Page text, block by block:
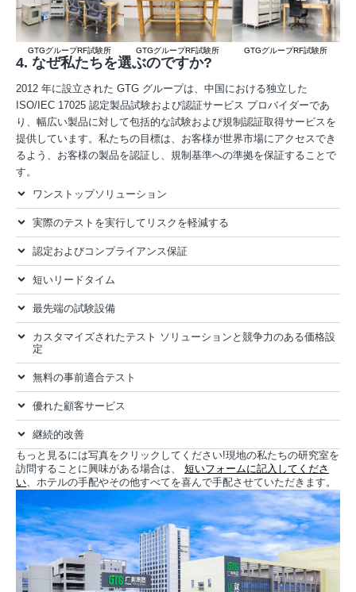
GTGグループRF試験所 GTGグループRF試験所 GTGグループRF試験所
4. なぜ私たちを選ぶのですか?
2012 年に設立された GTG グループは、中国における独立した
ISO/IEC 17025 認定製品試験および認証サービス プロバイダーであ
り、幅広い製品に対して包括的な試験および規制認証取得サービスを
提供しています。私たちの目標は、お客様が世界市場にアクセスでき
るよう、お客様の製品を認証し、規制基準への準拠を保証することで
す。
ワンストップソリューション
実際のテストを実行してリスクを軽減する
認定およびコンプライアンス保証
短いリードタイム
最先端の試験設備
カスタマイズされたテスト ソリューションと競争力のある価格設
定
無料の事前適合テスト
優れた顧客サービス
継続的改善
もっと見るには写真をクリックしてください!現地の私たちの研究室を
訪問することに興味がある場合は、 短いフォームに記入してくださ
い、ホテルの手配やその他すべてを喜んで手配させていただきます。